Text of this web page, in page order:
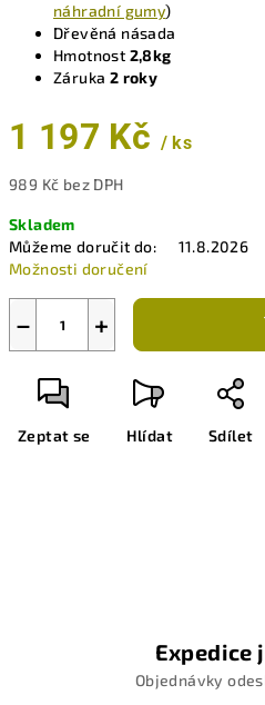
náhradní gumy)
Dřevěná násada
Hmotnost 2,8kg
Záruka 2 roky
1 197 Kč / ks
989 Kč bez DPH
cena:
Skladem
Můžeme doručit do:
11.8.2026
Možnosti doručení
+
−
Zeptat se Hlídat Sdílet
Expedice
Objednávky